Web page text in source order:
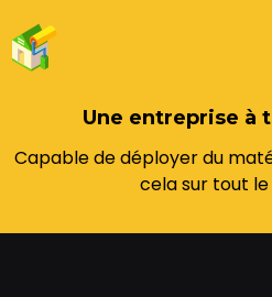
Une entreprise à
Capable de déployer du
cela sur tout